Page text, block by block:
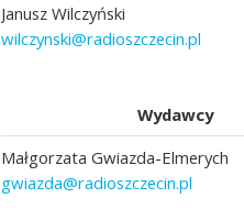
Janusz Wilczyński
wilczynski@radioszczecin.pl
Wydawcy
Małgorzata Gwiazda-Elmerych
gwiazda@radioszczecin.pl